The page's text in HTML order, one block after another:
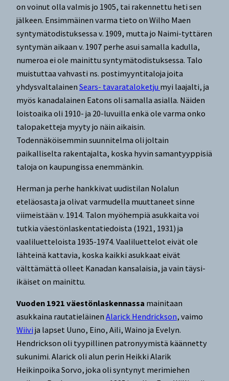
on voinut olla valmis jo 1905, tai rakennettu heti sen
jälkeen. Ensimmäinen varma tieto on Wilho Maen
syntymätodistuksessa v. 1909, mutta jo Naimi-tyttären
syntymän aikaan v. 1907 perhe asui samalla kadulla,
numeroa ei ole mainittu syntymätodistuksessa. Talo
muistuttaa vahvasti ns. postimyyntitaloja joita
yhdysvaltalainen Sears- tavarataloketju myi laajalti, ja
myös kanadalainen Eatons oli samalla asialla. Näiden
loistoaika oli 1910- ja 20-luvuilla enkä ole varma onko
talopaketteja myyty jo näin aikaisin.
Todennäköisemmin suunnitelma oli joltain
paikalliselta rakentajalta, koska hyvin samantyyppisiä
taloja on kaupungissa enemmänkin.
Herman ja perhe hankkivat uudistilan Nolalun
eteläosasta ja olivat varmudella muuttaneet sinne
viimeistään v. 1914. Talon myöhempiä asukkaita voi
tutkia väestönlaskentatiedoista (1921, 1931) ja
vaaliluetteloista 1935-1974. Vaaliluettelot eivät ole
lähteinä kattavia, koska kaikki asukkaat eivät
välttämättä olleet Kanadan kansalaisia, ja vain täysi-
ikäiset on mainittu.
Vuoden 1921 väestönlaskennassa mainitaan
asukkaina rautatieläinen Alarick Hendrickson, vaimo
Wiivi ja lapset Uuno, Eino, Aili, Waino ja Evelyn.
Hendrickson oli tyypillinen patronyymistä käännetty
sukunimi. Alarick oli alun perin Heikki Alarik
Heikinpoika Sorvo, joka oli syntynyt merimiehen